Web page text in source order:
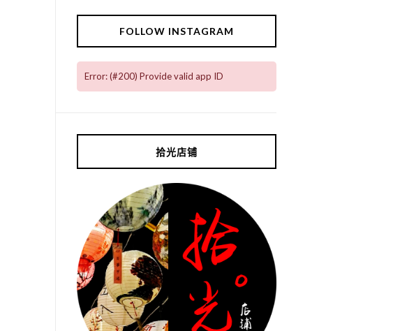
FOLLOW INSTAGRAM
Error: (#200) Provide valid app ID
拾光店铺